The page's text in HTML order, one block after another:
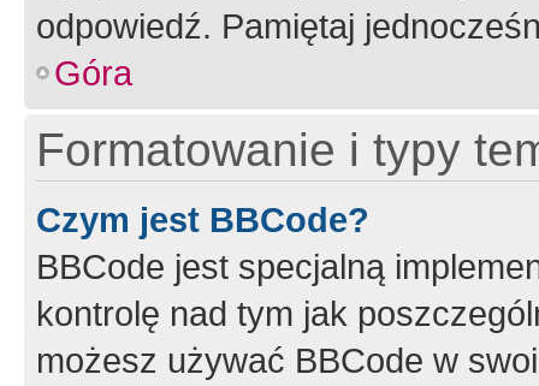
odpowiedź. Pamiętaj
Góra
Formatowanie i typy
Czym jest BBCode?
BBCode jest specjalną
kontrolę nad tym jak
możesz używać BBCode w